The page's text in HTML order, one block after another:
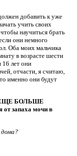
добавить к уже
учить своих
научиться брать
они немного
Оба моих мальчика
в возрасте шести
16 лет они
отчасти, я считаю,
именно они будут
ЕЩЕ БОЛЬШЕ
от запаха мочи в